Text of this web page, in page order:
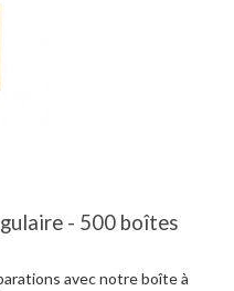
- 500 boîtes
avec notre boîte à